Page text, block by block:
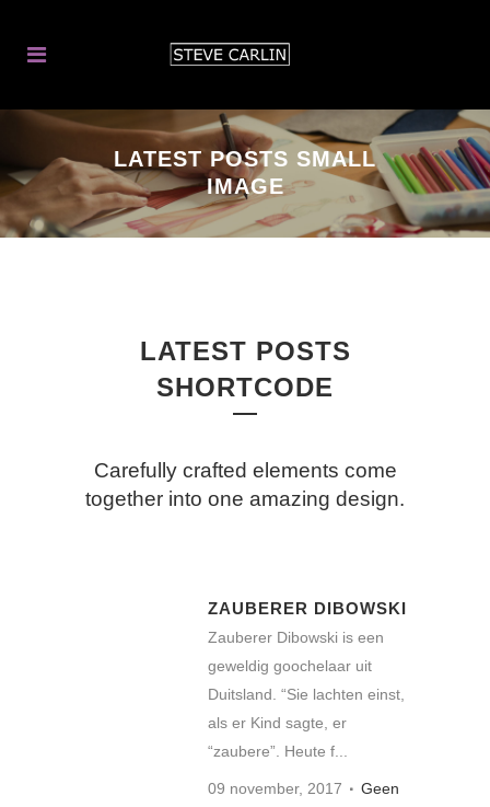
LATEST POSTS SMALL
IMAGE
LATEST POSTS
SHORTCODE
Carefully crafted elements come
together into one amazing design.
ZAUBERER DIBOWSKI
Zauberer Dibowski is een
geweldig goochelaar uit
Duitsland. “Sie lachten einst,
als er Kind sagte, er
“zaubere”. Heute f...
09 november, 2017
Geen